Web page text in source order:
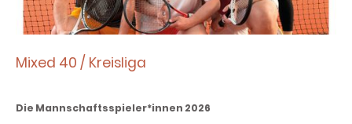
Mixed 40 / Kreisliga
Die Mannschaftsspieler*innen 2026